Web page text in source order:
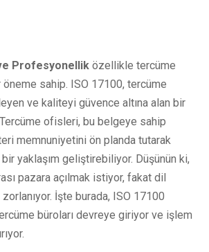
Profesyonellik özellikle tercüme
öneme sahip. ISO 17100, tercüme
ve kaliteyi güvence altına alan bir
ofisleri, bu belgeye sahip
memnuniyetini ön planda tutarak
yaklaşım geliştirebiliyor. Düşünün ki,
pazara açılmak istiyor, fakat dil
İşte burada, ISO 17100
büroları devreye giriyor ve işlem